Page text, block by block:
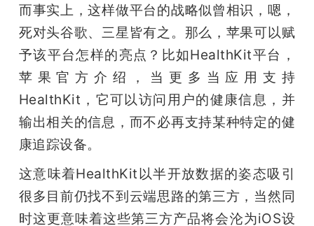
而事实上，这样做平台的战略似曾相识，嗯，
死对头谷歌、三星皆有之。那么，苹果可以赋
予该平台怎样的亮点？比如HealthKit平台，
苹果官方介绍，当更多当应用支持
HealthKit，它可以访问用户的健康信息，并
输出相关的信息，而不必再支持某种特定的健
康追踪设备。
这意味着HealthKit以半开放数据的姿态吸引
很多目前仍找不到云端思路的第三方，当然同
时这更意味着这些第三方产品将会沦为iOS设